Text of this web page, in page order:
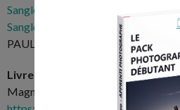
Sangle poignet cuir
Sangle Hyperion
(-20% avec le code
PAULNAPO)
Livres photos :
Magnum manifeste :